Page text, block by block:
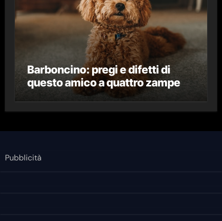
Barboncino: pregi e difetti di
questo amico a quattro zampe
Pubblicità